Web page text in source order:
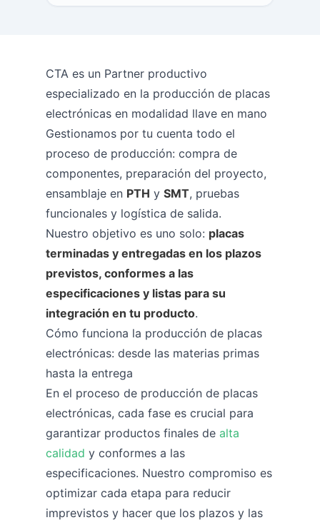
CTA es un Partner productivo
especializado en la producción de placas
electrónicas en modalidad llave en mano
Gestionamos por tu cuenta todo el
proceso de producción: compra de
componentes, preparación del proyecto,
ensamblaje en PTH y SMT, pruebas
funcionales y logística de salida.
Nuestro objetivo es uno solo: placas
terminadas y entregadas en los plazos
previstos, conformes a las
especificaciones y listas para su
integración en tu producto.
Cómo funciona la producción de placas
electrónicas: desde las materias primas
hasta la entrega
En el proceso de producción de placas
electrónicas, cada fase es crucial para
garantizar productos finales de alta
calidad y conformes a las
especificaciones. Nuestro compromiso es
optimizar cada etapa para reducir
imprevistos y hacer que los plazos y las